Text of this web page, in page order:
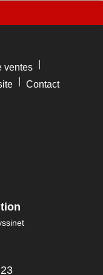
ventes
Contact